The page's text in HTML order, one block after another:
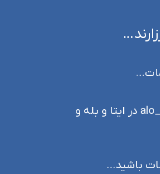
پیام به @alo_hi در ایتا و بله و
باشید…